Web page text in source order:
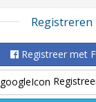
Registreren
Registreer met